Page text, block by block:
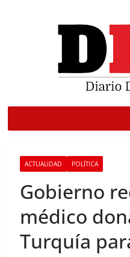
ACTUALIDAD POLÍTICA
Gobierno
médico
Turquía